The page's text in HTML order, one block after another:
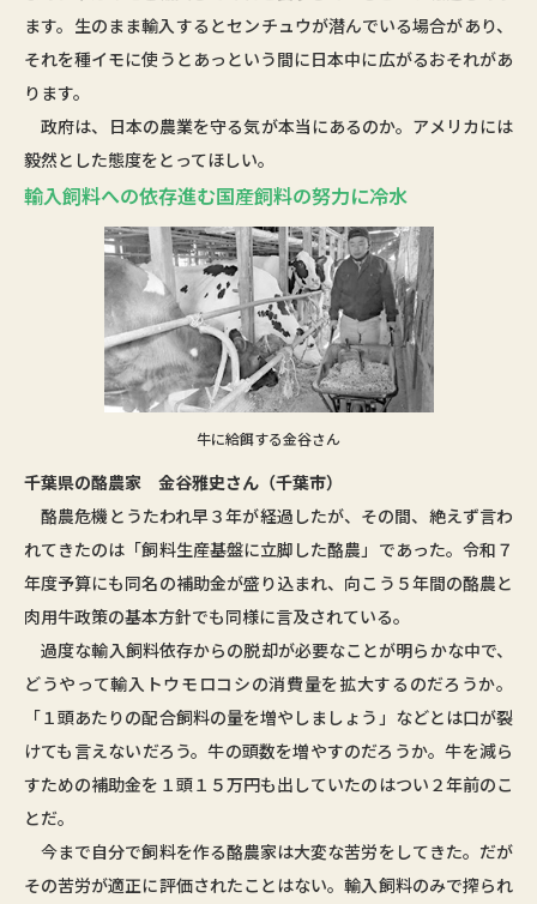
ます。生のまま輸入するとセンチュウが潜んでいる場合があり、
それを種イモに使うとあっという間に日本中に広がるおそれがあ
ります。
政府は、日本の農業を守る気が本当にあるのか。アメリカには
毅然とした態度をとってほしい。
輸入飼料への依存進む国産飼料の努力に冷水
牛に給餌する金谷さん
千葉県の酪農家 金谷雅史さん（千葉市）
酪農危機とうたわれ早３年が経過したが、その間、絶えず言わ
れてきたのは「飼料生産基盤に立脚した酪農」であった。令和７
年度予算にも同名の補助金が盛り込まれ、向こう５年間の酪農と
肉用牛政策の基本方針でも同様に言及されている。
過度な輸入飼料依存からの脱却が必要なことが明らかな中で、
どうやって輸入トウモロコシの消費量を拡大するのだろうか。
「１頭あたりの配合飼料の量を増やしましょう」などとは口が裂
けても言えないだろう。牛の頭数を増やすのだろうか。牛を減ら
すための補助金を１頭１５万円も出していたのはつい２年前のこ
とだ。
今まで自分で飼料を作る酪農家は大変な苦労をしてきた。だが
その苦労が適正に評価されたことはない。輸入飼料のみで搾られ